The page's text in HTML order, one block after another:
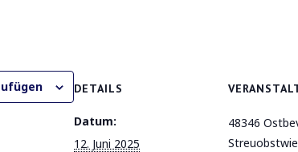
DETAILS
Datum:
12. Juni 2025
48346